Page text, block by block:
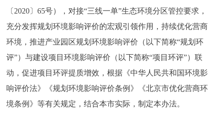
回到顶部
〔2020〕65号），对接“三线一单”生态环境分区管控要求，
充分发挥规划环境影响评价的宏观引领作用，持续优化营商
环境，推进产业园区规划环境影响评价（以下简称“规划环
评”）与建设项目环境影响评价（以下简称“项目环评”）联
动，促进项目环评提质增效，根据《中华人民共和国环境影
响评价法》《规划环境影响评价条例》《北京市优化营商环
境条例》等有关规定，结合本市实际，制定本办法。